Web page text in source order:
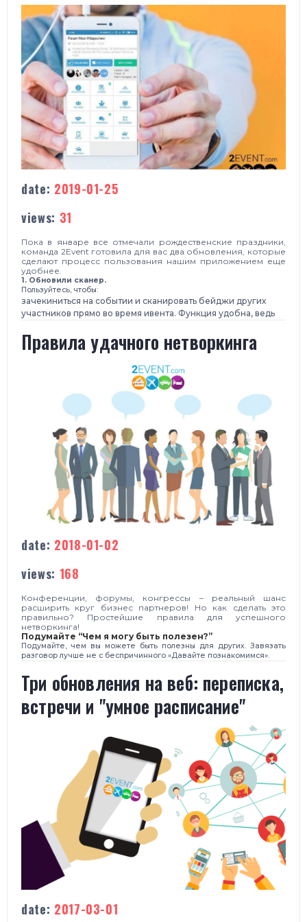
date: 2019-01-25
views: 31
Пока в январе все отмечали рождественские праздники,
команда 2Event готовила для вас два обновления, которые
сделают процесс пользования нашим приложением еще
удобнее.
1. Обновили сканер.
Пользуйтесь, чтобы:
зачекиниться на событии и сканировать бейджи других
участников прямо во время ивента. Функция удобна, ведь
Правила удачного нетворкинга
date: 2018-01-02
views: 168
Конференции, форумы, конгрессы – реальный шанс
расширить круг бизнес партнеров! Но как сделать это
правильно? Простейшие правила для успешного
нетворкинга!
Подумайте “Чем я могу быть полезен?”
Подумайте, чем вы можете быть полезны для других. Завязать
разговор лучше не с беспричинного «Давайте познакомимся».
Три обновления на веб: переписка,
встречи и "умное расписание"
date: 2017-03-01